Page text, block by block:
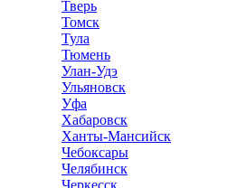
Тверь
Томск
Тула
Тюмень
Улан-Удэ
Ульяновск
Уфа
Хабаровск
Ханты-Мансийск
Чебоксары
Челябинск
Черкесск